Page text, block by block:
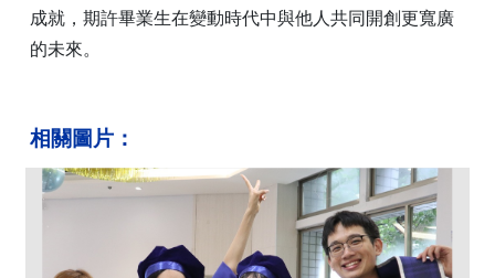
成就，期許畢業生在變動時代中與他人共同開創更寬廣
的未來。
相關圖片：